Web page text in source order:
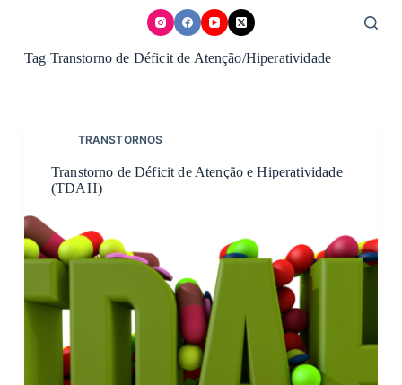
Tag Transtorno de Déficit de Atenção/Hiperatividade
TRANSTORNOS
Transtorno de Déficit de Atenção e Hiperatividade
(TDAH)